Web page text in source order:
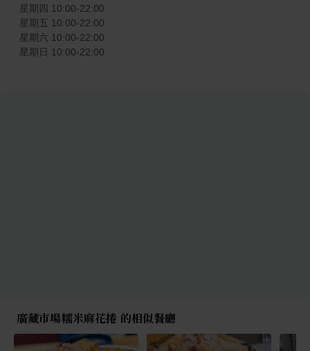
星期四 10:00-22:00
星期五 10:00-22:00
星期六 10:00-22:00
星期日 10:00-22:00
廣藏市場糯米麻花捲 的相似餐廳